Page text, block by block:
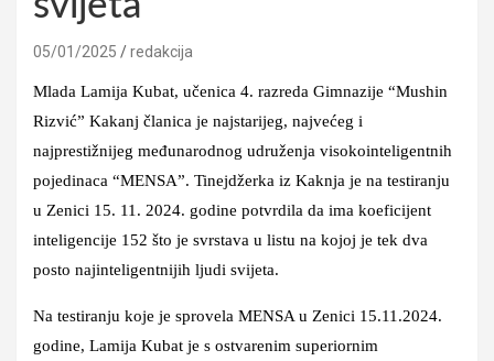
05/01/2025 redakcija
Mlada Lamija Kubat, učenica 4. razreda Gimnazije “Mushin
Rizvić” Kakanj članica je najstarijeg, najvećeg i
najprestižnijeg međunarodnog udruženja visokointeligentnih
pojedinaca “MENSA”. Tinejdžerka iz Kaknja je na testiranju
u Zenici 15. 11. 2024. godine potvrdila da ima koeficijent
inteligencije 152 što je svrstava u listu na kojoj je tek dva
posto najinteligentnijih ljudi svijeta.
Na testiranju koje je sprovela MENSA u Zenici 15.11.2024.
godine, Lamija Kubat je s ostvarenim superiornim